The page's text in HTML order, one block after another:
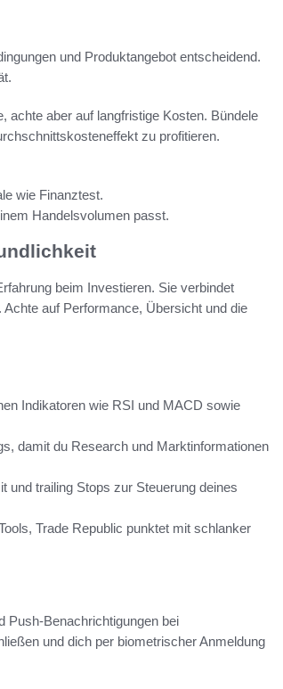
und Produktangebot entscheidend.
achte aber auf langfristige Kosten. Bündele
zu profitieren.
wie Finanztest.
Handelsvolumen passt.
beim Investieren. Sie verbindet
auf Performance, Übersicht und die
Indikatoren wie RSI und MACD sowie
damit du Research und Marktinformationen
und trailing Stops zur Steuerung deines
Trade Republic punktet mit schlanker
Push-Benachrichtigungen bei
und dich per biometrischer Anmeldung